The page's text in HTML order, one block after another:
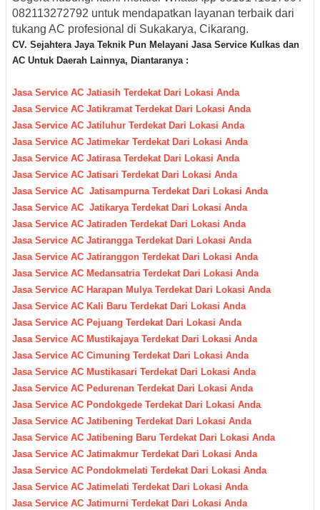
082113272792 untuk mendapatkan layanan terbaik dari
tukang AC profesional di Sukakarya, Cikarang.
CV. Sejahtera Jaya Teknik Pun Melayani Jasa Service Kulkas dan
AC Untuk Daerah Lainnya, Diantaranya :
Jasa Service AC Jatiasih Terdekat Dari Lokasi Anda
Jasa Service AC Jatikramat Terdekat Dari Lokasi Anda
Jasa Service AC Jatiluhur Terdekat Dari Lokasi Anda
Jasa Service AC Jatimekar Terdekat Dari Lokasi Anda
Jasa Service AC Jatirasa Terdekat Dari Lokasi Anda
Jasa Service AC Jatisari Terdekat Dari Lokasi Anda
Jasa Service AC Jatisampurna Terdekat Dari Lokasi Anda
Jasa Service AC Jatikarya Terdekat Dari Lokasi Anda
Jasa Service AC Jatiraden Terdekat Dari Lokasi Anda
Jasa Service AC Jatirangga Terdekat Dari Lokasi Anda
Jasa Service AC Jatiranggon Terdekat Dari Lokasi Anda
Jasa Service AC Medansatria Terdekat Dari Lokasi Anda
Jasa Service AC Harapan Mulya Terdekat Dari Lokasi Anda
Jasa Service AC Kali Baru Terdekat Dari Lokasi Anda
Jasa Service AC Pejuang Terdekat Dari Lokasi Anda
Jasa Service AC Mustikajaya Terdekat Dari Lokasi Anda
Jasa Service AC Cimuning Terdekat Dari Lokasi Anda
Jasa Service AC Mustikasari Terdekat Dari Lokasi Anda
Jasa Service AC Pedurenan Terdekat Dari Lokasi Anda
Jasa Service AC Pondokgede Terdekat Dari Lokasi Anda
Jasa Service AC Jatibening Terdekat Dari Lokasi Anda
Jasa Service AC Jatibening Baru Terdekat Dari Lokasi Anda
Jasa Service AC Jatimakmur Terdekat Dari Lokasi Anda
Jasa Service AC Pondokmelati Terdekat Dari Lokasi Anda
Jasa Service AC Jatimelati Terdekat Dari Lokasi Anda
Jasa Service AC Jatimurni Terdekat Dari Lokasi Anda